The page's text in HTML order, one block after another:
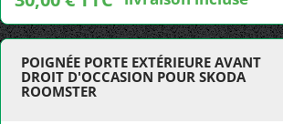
POIGNÉE PORTE EXTÉRIEURE AVANT
DROIT D'OCCASION POUR SKODA
ROOMSTER